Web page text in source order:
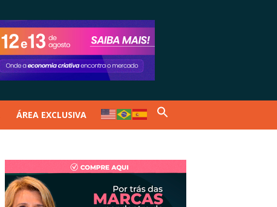
ÁREA EXCLUSIVA